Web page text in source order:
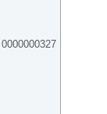
0000000327